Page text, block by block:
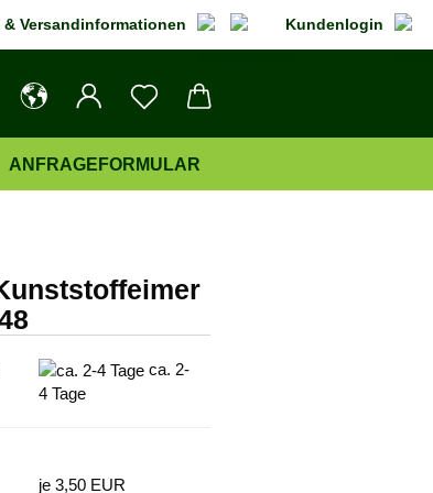
Kundenlogin
Versandinformationen
ANFRAGEFORMULAR
ca. 2-
4 Tage
je 3,50 EUR